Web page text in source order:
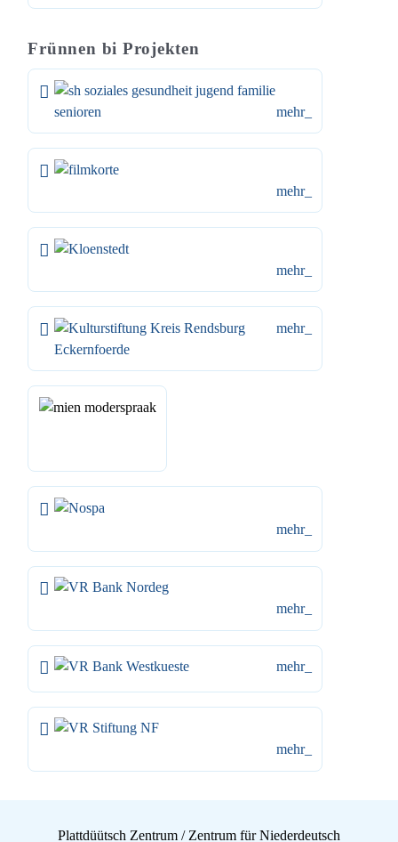
Frünnen bi Projekten
mehr_
mehr_
mehr_
mehr_
mehr_
mehr_
mehr_
mehr_
Plattdüütsch Zentrum / Zentrum für Niederdeutsch